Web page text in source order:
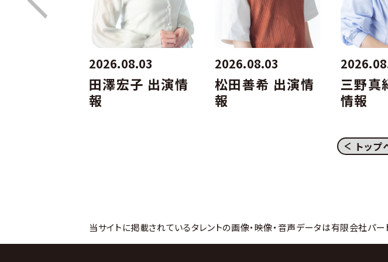
2026.08.03
田澤宏子 出演情
報
2026.08.03
松田善希 出演情
報
三野真
情報
トップ
当サイトに掲載されているタレントの画像・映像・音声データは有限会社パ